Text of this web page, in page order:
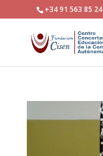
+34 91 563 85 24